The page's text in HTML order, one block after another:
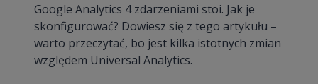
Google Analytics 4 zdarzeniami stoi. Jak je
skonfigurować? Dowiesz się z tego artykułu –
warto przeczytać, bo jest kilka istotnych zmian
względem Universal Analytics.